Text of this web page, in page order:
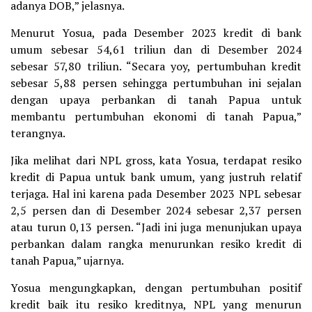
adanya DOB,” jelasnya.
Menurut Yosua, pada Desember 2023 kredit di bank
umum sebesar 54,61 triliun dan di Desember 2024
sebesar 57,80 triliun. “Secara yoy, pertumbuhan kredit
sebesar 5,88 persen sehingga pertumbuhan ini sejalan
dengan upaya perbankan di tanah Papua untuk
membantu pertumbuhan ekonomi di tanah Papua,”
terangnya.
Jika melihat dari NPL gross, kata Yosua, terdapat resiko
kredit di Papua untuk bank umum, yang justruh relatif
terjaga. Hal ini karena pada Desember 2023 NPL sebesar
2,5 persen dan di Desember 2024 sebesar 2,37 persen
atau turun 0,13 persen. “Jadi ini juga menunjukan upaya
perbankan dalam rangka menurunkan resiko kredit di
tanah Papua,” ujarnya.
Yosua mengungkapkan, dengan pertumbuhan positif
kredit baik itu resiko kreditnya, NPL yang menurun